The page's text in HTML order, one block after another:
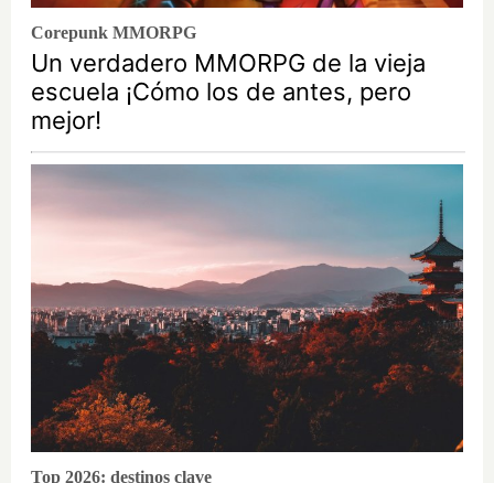
Corepunk MMORPG
Un verdadero MMORPG de la vieja
escuela ¡Cómo los de antes, pero
mejor!
Top 2026: destinos clave